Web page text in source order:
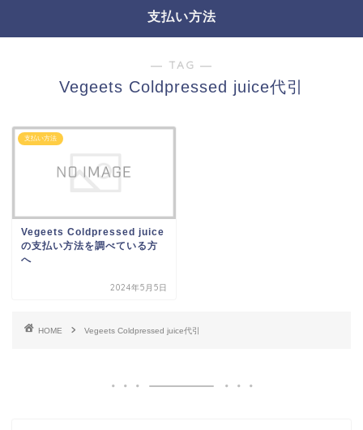
支払い方法
― TAG ―
Vegeets Coldpressed juice代引
支払い方法
Vegeets Coldpressed juice
の支払い方法を調べている方
へ
2024年5月5日
HOME Vegeets Coldpressed juice代引